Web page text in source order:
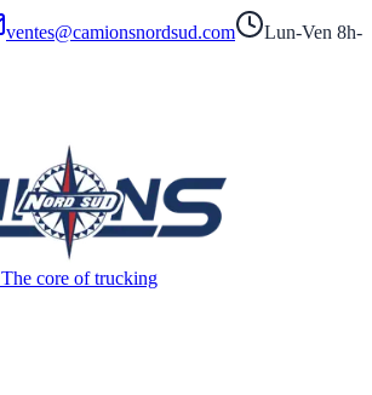
ventes@camionsnordsud.com
Lun-Ven 8h-
The core of trucking